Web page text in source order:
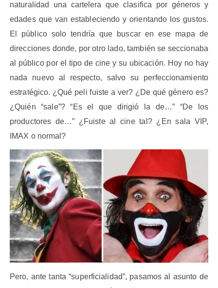
naturalidad una cartelera que clasifica por géneros y
edades que van estableciendo y orientando los gustos.
El público solo tendría que buscar en ese mapa de
direcciones donde, por otro lado, también se seccionaba
al público por el tipo de cine y su ubicación. Hoy no hay
nada nuevo al respecto, salvo su perfeccionamiento
estratégico. ¿Qué peli fuiste a ver? ¿De qué género es?
¿Quién “sale”? “Es el que dirigió la de…” “De los
productores de…” ¿Fuiste al cine tal? ¿En sala VIP,
IMAX o normal?
Pero, ante tanta “superficialidad”, pasamos al asunto de